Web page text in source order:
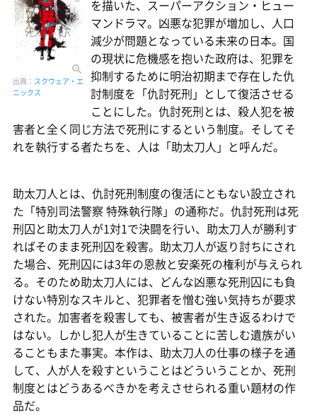
出典： スクウェア・エ
ニックス
を描いた、スーパーアクション・ヒュー
マンドラマ。凶悪な犯罪が増加し、人口
減少が問題となっている未来の日本。国
の現状に危機感を抱いた政府は、犯罪を
抑制するために明治初期まで存在した仇
討制度を「仇討死刑」として復活させる
ことにした。仇討死刑とは、殺人犯を被
害者と全く同じ方法で死刑にするという制度。そしてそ
れを執行する者たちを、人は「助太刀人」と呼んだ。
助太刀人とは、仇討死刑制度の復活にともない設立され
た「特別司法警察 特殊執行隊」の通称だ。仇討死刑は死
刑囚と助太刀人が1対1で決闘を行い、助太刀人が勝利す
ればそのまま死刑囚を殺害。助太刀人が返り討ちにされ
た場合、死刑囚には3年の恩赦と安楽死の権利が与えられ
る。そのため助太刀人には、どんな凶悪な死刑囚にも負
けない特別なスキルと、犯罪者を憎む強い気持ちが要求
された。加害者を殺害しても、被害者が生き返るわけで
はない。しかし犯人が生きていることに苦しむ遺族がい
ることもまた事実。本作は、助太刀人の仕事の様子を通
して、人が人を殺すということはどういうことか、死刑
制度とはどうあるべきかを考えさせられる重い題材の作
品だ。